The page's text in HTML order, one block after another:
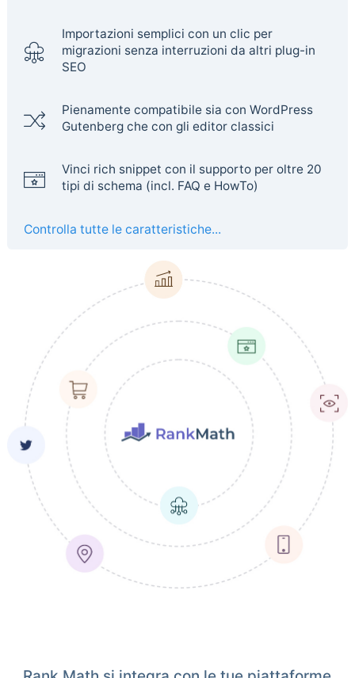
Importazioni semplici con un clic per
migrazioni senza interruzioni da altri plug-in
SEO
Pienamente compatibile sia con WordPress
Gutenberg che con gli editor classici
Vinci rich snippet con il supporto per oltre 20
tipi di schema (incl. FAQ e HowTo)
Controlla tutte le caratteristiche...